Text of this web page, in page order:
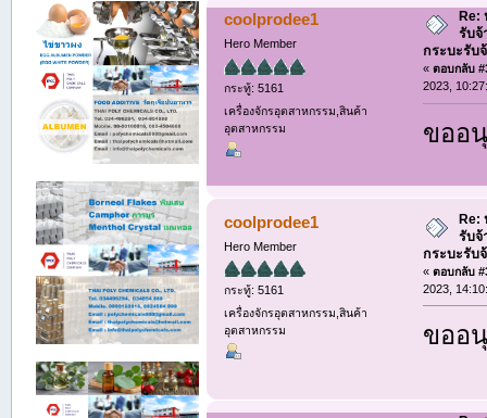
coolprodee1
Hero Member
กระทู้: 5161
เครื่องจักรอุตสาหกรรม,สินค้า
อุตสาหกรรม
Re:
รับจ้
กระบะรับ
«ตอบกลับ
2023,
ขออ
coolprodee1
Hero Member
กระทู้: 5161
เครื่องจักรอุตสาหกรรม,สินค้า
อุตสาหกรรม
Re:
รับจ้
กระบะรับ
«ตอบกลับ
2023,
ขออ